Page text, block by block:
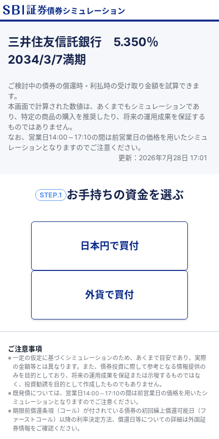
債券シミュレーション
三井住友信託銀行 5.350％
2034/3/7満期
ご検討中の債券の償還時・利払時の受け取り金額を試算できま
す。
本画面で計算された数値は、あくまでもシミュレーションであ
り、特定の商品の購入を推奨したり、将来の運用成果を保証する
ものではありません。
なお、営業日14:00～17:10の間は前営業日の価格を用いたシミュ
レーションとなりますのでご注意ください。
更新： 2026年7月28日 17:01
STEP.1 お手持ちの資金を選ぶ
日本円で買付
外貨で買付
ご注意事項
一定の仮定に基づくシミュレーションのため、あくまで目安であり、実際
の金額等とは異なります。また、債券投資に際して参考となる情報提供の
みを目的としており、将来の運用成果を保証または示唆するものではな
く、投資勧誘を目的として作成したものでもありません。
既発債については、営業日14:00～17:10の間は前営業日の価格を用いたシ
ミュレーションとなりますのでご注意ください。
期限前償還条項（コール）が付されている債券の初回繰上償還可能日（フ
ァーストコール）以降の利率決定方法、償還日等についての詳細は外国証
券情報をご確認ください。